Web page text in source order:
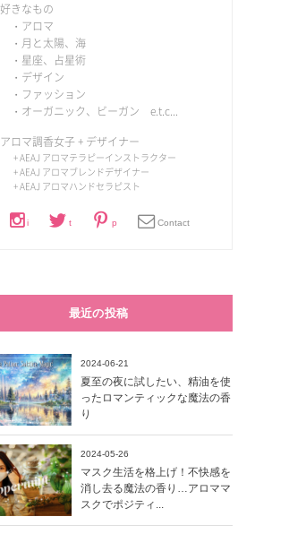
好きなもの
・アロマ
・月と太陽、海
・星座、占星術
・デザイン
・ファッション
・オーガニック、ビーガン e.t.c...
アロマ調香女子+ デザイナー
+ AEAJ アロマテラピーインストラクター
+ AEAJ アロマブレンドデザイナー
+ AEAJ アロマハンドセラピスト
i t p Contact
最近の投稿
2024-06-21
夏至の夜に試したい、精油を使
ったロマンティックな魔法の香
り
2024-05-26
マスク生活を格上げ！不快感を
消し去る魔法の香り…アロママ
スクでポジティ...